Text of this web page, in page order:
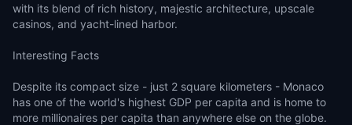
with its blend of rich history, majestic architecture, upscale
casinos, and yacht-lined harbor.
Interesting Facts
Despite its compact size - just 2 square kilometers - Monaco
has one of the world's highest GDP per capita and is home to
more millionaires per capita than anywhere else on the globe.